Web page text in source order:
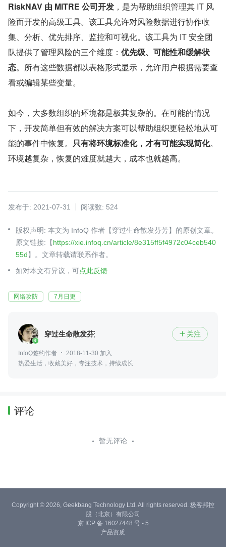
RiskNAV 由 MITRE 公司开发 ，是为帮助组织管理其 IT 风
险而开发的高级工具。该工具允许对风险数据进行协作收
集、分析、优先排序、监控和可视化。该工具为 IT 安全团
队提供了管理风险的三个维度： 优先级、可能性和缓解状
态。所有这些数据都以表格形式显示，允许用户根据需要查
看或编辑某些变量。
如今，大多数组织的环境都是极其复杂的。在可能的情况
下，开发简单但有效的解决方案可以帮助组织更轻松地从可
能的事件中恢复。 只有将环境标准化，才有可能实现简化。
环境越复杂，恢复的难度就越大，成本也就越高。
发布于: 2021-07-31 阅读数: 524
版权声明: 本文为 InfoQ 作者【穿过生命散发芬芳】的原创文章。
原文链接:【https://xie.infoq.cn/article/8e315ff5f4972c04ceb540
55d】。文章转载请联系作者。
如对本文有异议，可点此反馈
网络攻防 7月日更
穿过生命散发芬芳  关注
InfoQ签约作者
2018-11-30 加入
热爱生活，收藏美好，专注技术，持续成长
评论
暂无评论
Copyright © 2026, Geekbang Technology Ltd. All rights reserved. 极客邦控
股（北京）有限公司
京 ICP 备 16027448 号 - 5
产品资质